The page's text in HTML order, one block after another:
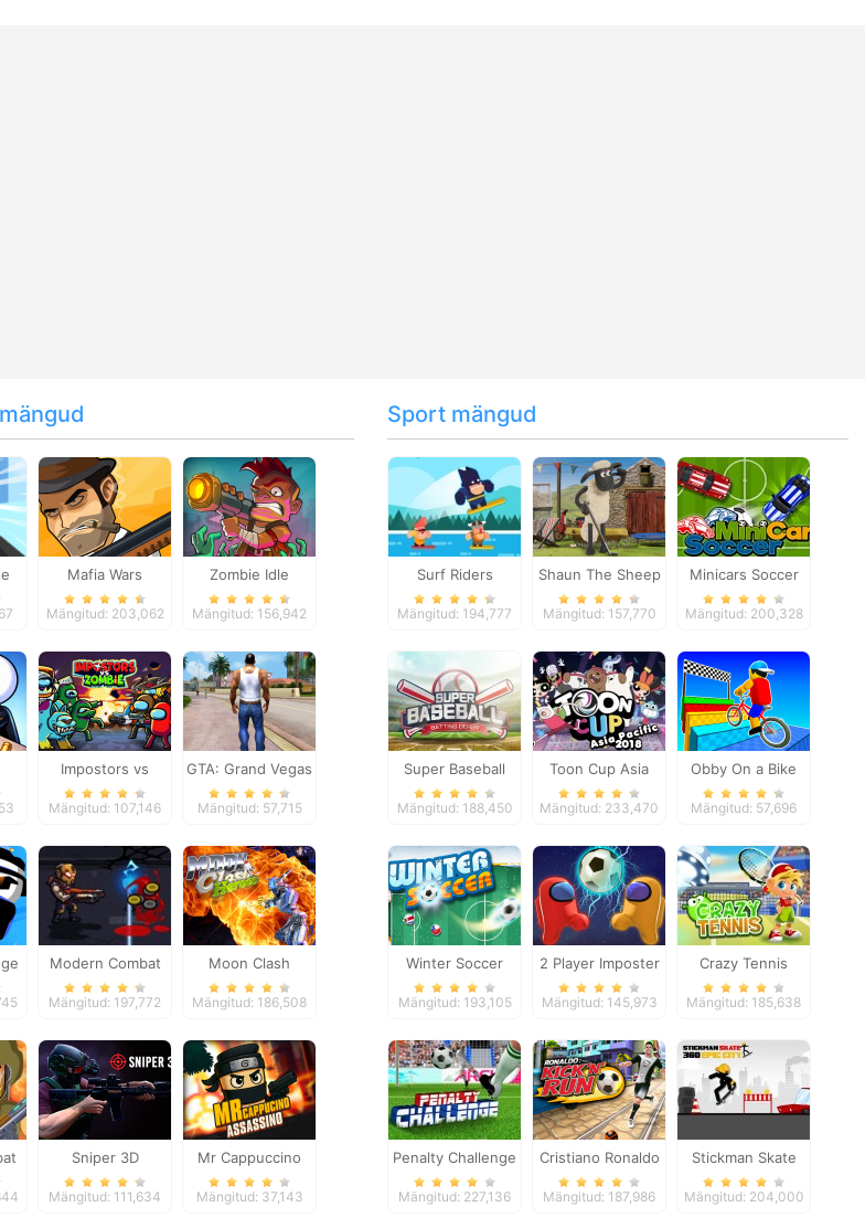
Mafia Wars
Mängitud: 203,062
Zombie Idle
Defense Online
Mängitud: 156,942
Impostors vs
Zombies: Survival
Mängitud: 107,146
GTA: Grand Vegas
Crime
Mängitud: 57,715
Modern Combat
Defense
Mängitud: 197,772
Moon Clash
Heroes
Mängitud: 186,508
Sniper 3D
Mängitud: 111,634
Mr Cappuccino
Assassino
Mängitud: 37,143
Sport mängud
Surf Riders
Mängitud: 194,777
Shaun The Sheep
Baahmy Golf
Mängitud: 157,770
Minicars Soccer
Mängitud: 200,328
Super Baseball
Mängitud: 188,450
Toon Cup Asia
Pacific 2018
Mängitud: 233,470
Obby On a Bike
Mängitud: 57,696
Winter Soccer
Mängitud: 193,105
2 Player Imposter
Soccer
Mängitud: 145,973
Crazy Tennis
Mängitud: 185,638
Penalty Challenge
Mängitud: 227,136
Cristiano Ronaldo
Kick`n`Run
Mängitud: 187,986
Stickman Skate
360 Epic City
Mängitud: 204,000